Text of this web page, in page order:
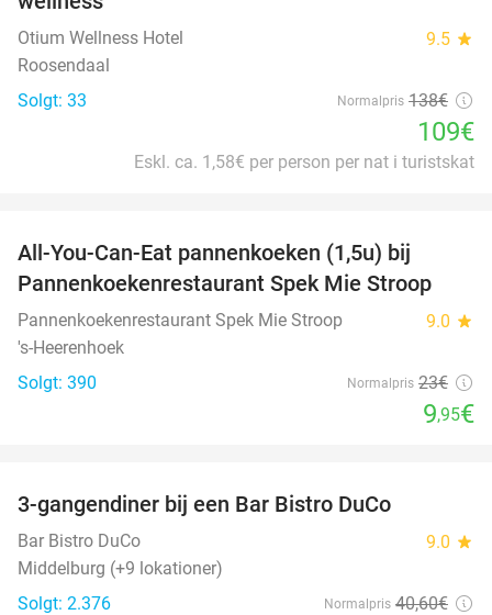
Otium Wellness Hotel 9.5 star
Roosendaal
Solgt: 33
Normalpris 138€
109€
Eskl. ca. 1,58€ per person per nat i turistskat
All-You-Can-Eat pannenkoeken (1,5u) bij
Pannenkoekenrestaurant Spek Mie Stroop
Pannenkoekenrestaurant Spek Mie Stroop 9.0 star
's-Heerenhoek
Solgt: 390
Normalpris 23€
9,95€
3-gangendiner bij een Bar Bistro DuCo
Bar Bistro DuCo 9.0 star
Middelburg (+9 lokationer)
Solgt: 2.376
Normalpris 40,60€